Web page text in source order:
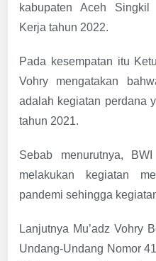
kabupaten Aceh
Kerja tahun 2022.
Pada kesempatan itu
Vohry mengatakan
adalah kegiatan perdana
tahun 2021.
Sebab menurutnya,
melakukan kegiatan
pandemi sehingga
Lanjutnya Mu’adz Vohry
Undang-Undang Nomor